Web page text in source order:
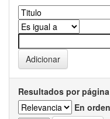
Resultados por página
En orden